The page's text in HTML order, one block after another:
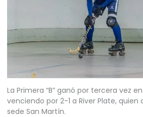
La Primera “B” ganó por tercera vez
venciendo por 2-1 a River Plate, quien
sede San Martín.